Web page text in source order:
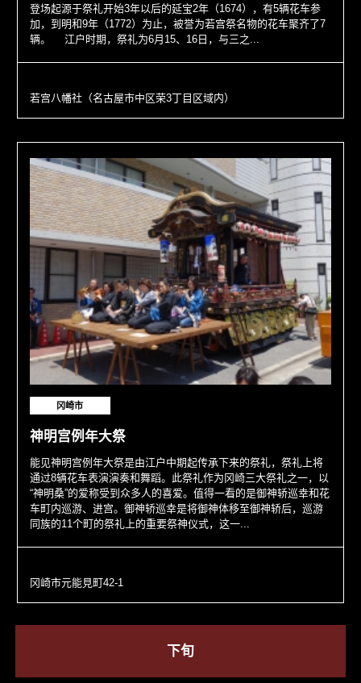
登场起源于祭礼开始3年以后的延宝2年（1674），有5辆花车参
加，到明和9年（1772）为止，被誉为若宫祭名物的花车聚齐了7
辆。 江户时期，祭礼为6月15、16日，与三之...
若宫八幡社（名古屋市中区荣3丁目区域内）
冈崎市
神明宫例年大祭
能见神明宫例年大祭是由江户中期起传承下来的祭礼，祭礼上将
通过8辆花车表演演奏和舞蹈。此祭礼作为冈崎三大祭礼之一，以
“神明桑”的爱称受到众多人的喜爱。值得一看的是御神轿巡幸和花
车町内巡游、进宫。御神轿巡幸是将御神体移至御神轿后，巡游
同族的11个町的祭礼上的重要祭神仪式，这一...
冈崎市元能見町42-1
下旬